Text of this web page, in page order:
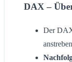
DAX –
Der